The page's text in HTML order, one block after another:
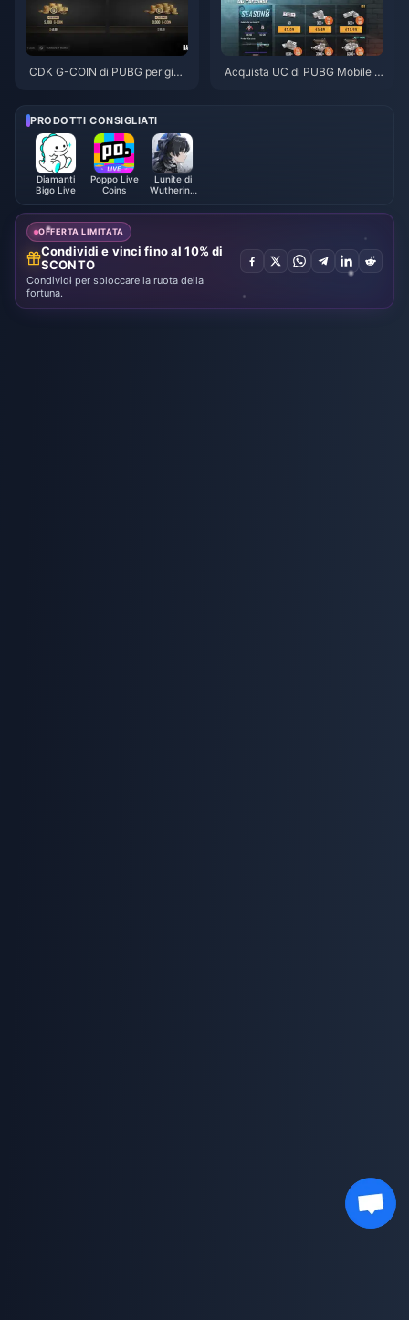
CDK G-COIN di PUBG per giug
Acquista UC di PUBG Mobile a
PRODOTTI CONSIGLIATI
Diamanti
Bigo Live
Poppo Live
Coins
Lunite di
Wuthering
OFFERTA LIMITATA
Condividi e vinci fino al 10% di
SCONTO
Condividi per sbloccare la ruota della
fortuna.